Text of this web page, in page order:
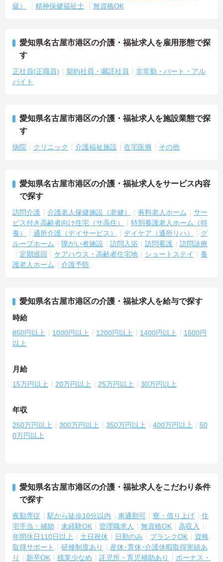
級）
精神保健福祉士 無資格OK
愛知県名古屋市港区の介護・福祉求人を雇用形態で探
す
正社員(正職員) 契約社員・嘱託社員
非常勤・パート・アル
バイト
愛知県名古屋市港区の介護・福祉求人を施設業態で探
す
病院 クリニック 介護福祉施設 在宅医療 その他
愛知県名古屋市港区の介護・福祉求人をサービス内容
で探す
訪問介護 介護老人保健施設（老健） 有料老人ホーム
サー
ビス付き高齢者向け住宅（サ高住）
特別養護老人ホーム（特
養）
通所介護（デイサービス） デイケア（通所リハ）
グ
ループホーム
障がい者施設 訪問入浴 訪問看護
訪問診療
定期巡回
ケアハウス・高齢者住宅地 ショートステイ
養
護老人ホーム
介護予防
愛知県名古屋市港区の介護・福祉求人を給与で探す
時給
850円以上 1000円以上 1200円以上 1400円以上
1600円
以上
月給
15万円以上 20万円以上 25万円以上 30万円以上
年収
250万円以上 300万円以上 350万円以上 400万円以上
50
0万円以上
愛知県名古屋市港区の介護・福祉求人をこだわり条件
で探す
夜勤専従 駅から徒歩10分以内 車通勤可 寮・借り上げ
住
宅手当・補助
未経験OK 管理職求人 無資格OK
高収入
年間休日110日以上
土日祝休 日勤のみ ブランクOK
資格
取得サポート
研修制度あり
産休･育休･介護休暇取得実績あ
り
新卒OK 残業少なめ 託児所・育児補助あり
ボーナス・